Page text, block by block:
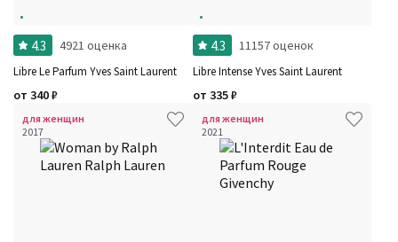
4.3 4921 оценка
Libre Le Parfum Yves Saint Laurent
от 340₽
4.3 11157 оценок
Libre Intense Yves Saint Laurent
от 335₽
для женщин
2017
для женщин
2021